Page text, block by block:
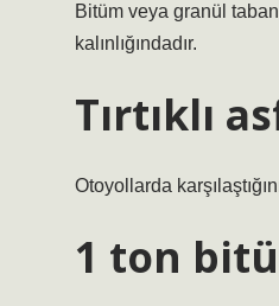
Bitüm veya granül
kalınlığındadır.
Tırtıklı
Otoyollarda
1 ton